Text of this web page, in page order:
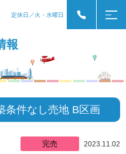
定休日／火・水曜日
報
条件なし売地 B区画
完売 2023.11.02